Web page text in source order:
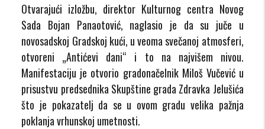
Otvarajući izložbu, direktor Kulturnog centra Novog
Sada Bojan Panaotović, naglasio je da su juče u
novosadskoj Gradskoj kući, u veoma svečanoj atmosferi,
otvoreni „Antićevi dani“ i to na najvišem nivou.
Manifestaciju je otvorio gradonačelnik Miloš Vučević u
prisustvu predsednika Skupštine grada Zdravka Jelušića
što je pokazatelj da se u ovom gradu velika pažnja
poklanja vrhunskoj umetnosti.